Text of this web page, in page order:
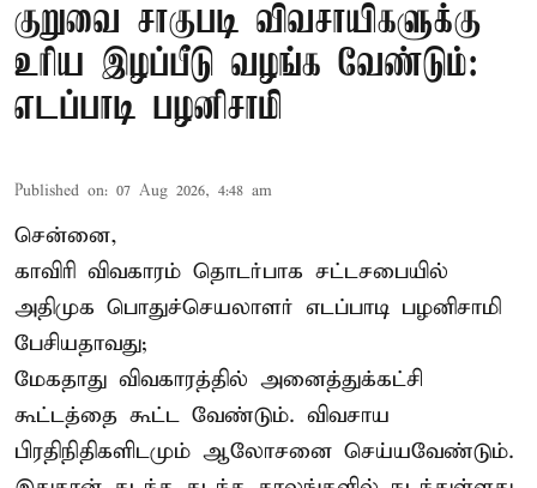
குறுவை சாகுபடி விவசாயிகளுக்கு
உரிய இழப்பீடு வழங்க வேண்டும்:
எடப்பாடி பழனிசாமி
Published on: 07 Aug 2026, 4:48 am
சென்னை,
காவிரி விவகாரம் தொடர்பாக சட்டசபையில்
அதிமுக பொதுச்செயலாளர் எடப்பாடி பழனிசாமி
பேசியதாவது;
மேகதாது விவகாரத்தில் அனைத்துக்கட்சி
கூட்டத்தை கூட்ட வேண்டும். விவசாய
பிரதிநிதிகளிடமும் ஆலோசனை செய்யவேண்டும்.